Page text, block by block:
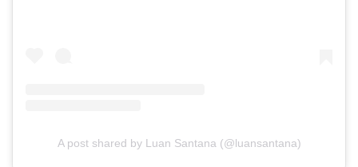
A post shared by Luan Santana (@luansantana)